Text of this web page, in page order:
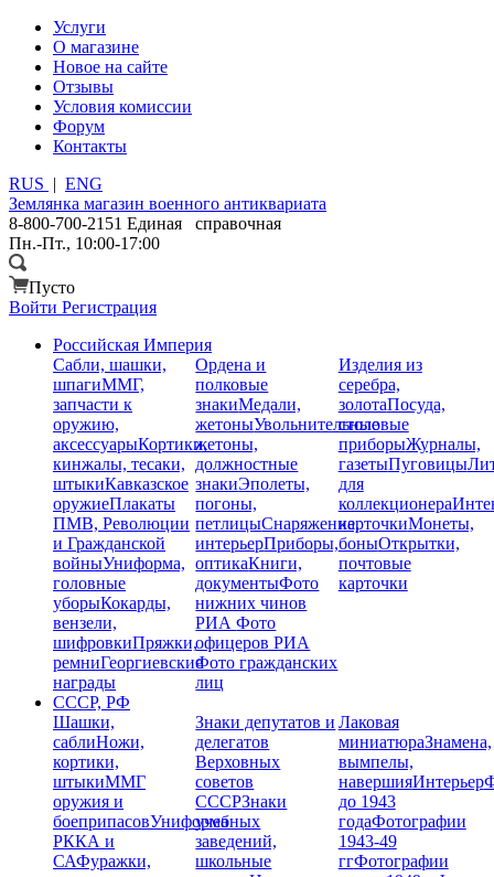
Услуги
О магазине
Новое на сайте
Отзывы
Условия комиссии
Форум
Контакты
RUS | ENG
Землянка магазин военного антиквариата
8-800-700-2151 Единая справочная
Пн.-Пт., 10:00-17:00
Пусто
Войти Регистрация
Российская Империя
Сабли, шашки,
шпагиММГ,
запчасти к
оружию,
аксессуарыКортики,
кинжалы, тесаки,
штыкиКавказское
оружиеПлакаты
ПМВ, Революции
и Гражданской
войныУниформа,
головные
уборыКокарды,
вензели,
шифровкиПряжки,
ремниГеоргиевские
награды
Ордена и
полковые
знакиМедали,
жетоныУвольнительные
жетоны,
должностные
знакиЭполеты,
погоны,
петлицыСнаряжение,
интерьерПриборы,
оптикаКниги,
документыФото
нижних чинов
РИАФото
офицеров РИА
Фото гражданских
лиц
Изделия из
серебра,
золотаПосуда,
столовые
приборыЖурналы,
газетыПуговицы
для
коллекционера
карточкиМонеты,
боныОткрытки,
почтовые
карточки
СССР, РФ
Шашки,
саблиНожи,
кортики,
штыкиММГ
оружия и
боеприпасовУниформа
РККА и
САФуражки,
Знаки депутатов и
делегатов
Верховных
советов
СССРЗнаки
учебных
заведений,
школьные
Лаковая
миниатюраЗнамена,
вымпелы,
навершияИнтерьер
до 1943
годаФотографии
1943-49
ггФотографии